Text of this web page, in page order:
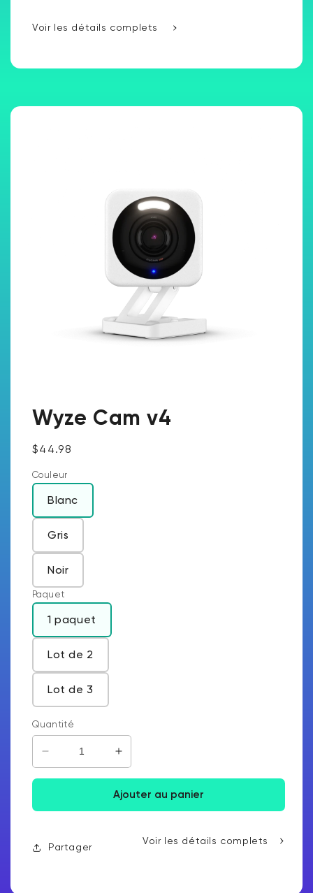
Voir les détails complets
Wyze Cam v4
Prix ​​régulier
$44.98
Couleur
Blanc
Gris
Noir
Paquet
1 paquet
Lot de 2
Lot de 3
Quantité
Diminuer la quantité de Wyze Cam v4
Augmenter la quantité pour Wyze
Ajouter au panier
Partager
Voir les détails complets